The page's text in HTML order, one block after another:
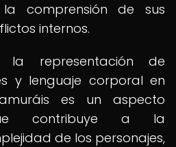
comprensión de sus
internos.
representación de
y lenguaje corporal en
es un aspecto
contribuye a la
de los personajes,